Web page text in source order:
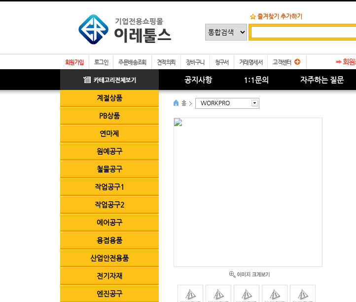
회원
회원가입 로그인 주문배송조회 견적의뢰 장바구니 청구서 거래명세서 고객센터
즐겨찾기 추가하기
계절상품
PB상품
연마제
원예공구
철물공구
작업공구1
작업공구2
에어공구
용접용품
산업안전용품
전기자재
엔진공구
공지사항 1:1문의 자주하는 질문
홈 WORKPRO